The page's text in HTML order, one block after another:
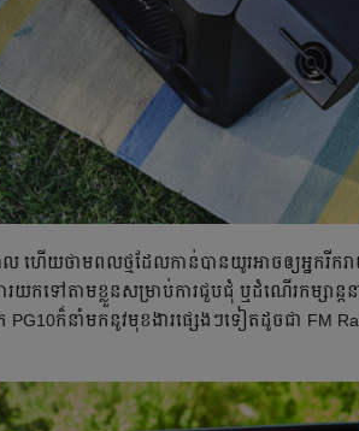
ល ហើយ​ថាមពល​ថ្ម​ដែល​កាន់​បាន​យូរ​អាច​​ឲ្យ​អ្នក​រីក
ៅ​តាម​ខ្លួន​សម្រាប់​ការ​ជួបជុំ ឬ​ដំណើរ​កម្សាន្ត​នាន
PG10ក៏​នាំ​មក​នូវ​មុខងារ​ផ្សេងៗ​ទៀត​ដូចជា FM